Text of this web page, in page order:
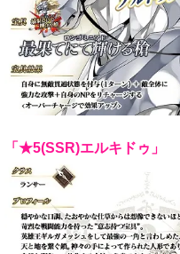
「★5(SSR)エルキドゥ」